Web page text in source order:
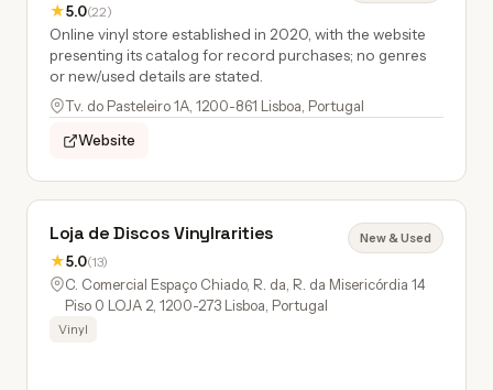
★5.0(22)
Online vinyl store established in 2020, with the website
presenting its catalog for record purchases; no genres
or new/used details are stated.
Tv. do Pasteleiro 1A, 1200-861 Lisboa, Portugal
Website
Loja de Discos Vinylrarities
★5.0(13)
New & Used
C. Comercial Espaço Chiado, R. da, R. da Misericórdia 14
Piso 0 LOJA 2, 1200-273 Lisboa, Portugal
Vinyl